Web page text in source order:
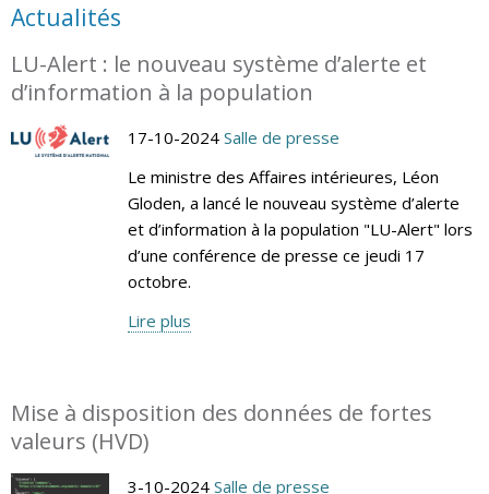
Actualités
LU-Alert : le nouveau système d’alerte et
d’information à la population
17-10-2024 Salle de presse
Le ministre des Affaires intérieures, Léon
Gloden, a lancé le nouveau système d’alerte
et d’information à la population "LU-Alert" lors
d’une conférence de presse ce jeudi 17
octobre.
Lire plus
Mise à disposition des données de fortes
valeurs (HVD)
3-10-2024 Salle de presse